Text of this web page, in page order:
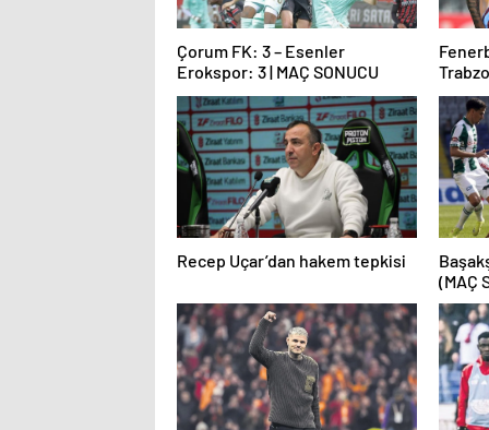
Çorum FK: 3 – Esenler
Erokspor: 3 | MAÇ SONUCU
Recep Uçar’dan hakem tepkisi
(MAÇ